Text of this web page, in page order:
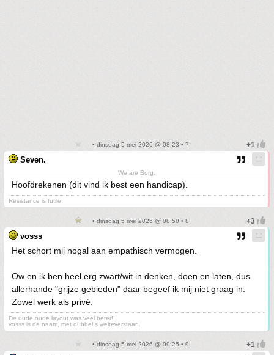
• dinsdag 5 mei 2026 @ 08:23 • 7
Seven.
We are Borg.
Hoofdrekenen (dit vind ik best een handicap).
Resistance is futile.
• dinsdag 5 mei 2026 @ 08:50 • 8
vosss
Het schort mij nogal aan empathisch vermogen.
Ow en ik ben heel erg zwart/wit in denken, doen en laten, dus
allerhande "grijze gebieden" daar begeef ik mij niet graag in.
Zowel werk als privé.
De oude oude layout was veel beter!!
vosss is de naam, met dubbel s welteverstaan.
• dinsdag 5 mei 2026 @ 09:25 • 9